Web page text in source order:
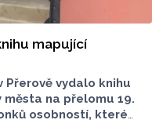
mapující
Přerově vydalo knihu
na přelomu 19.
osobností, které